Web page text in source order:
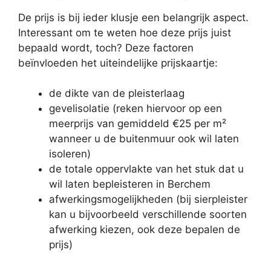
De prijs is bij ieder klusje een belangrijk aspect.
Interessant om te weten hoe deze prijs juist
bepaald wordt, toch? Deze factoren
beïnvloeden het uiteindelijke prijskaartje:
de dikte van de pleisterlaag
gevelisolatie (reken hiervoor op een
meerprijs van gemiddeld €25 per m²
wanneer u de buitenmuur ook wil laten
isoleren)
de totale oppervlakte van het stuk dat u
wil laten bepleisteren in Berchem
afwerkingsmogelijkheden (bij sierpleister
kan u bijvoorbeeld verschillende soorten
afwerking kiezen, ook deze bepalen de
prijs)